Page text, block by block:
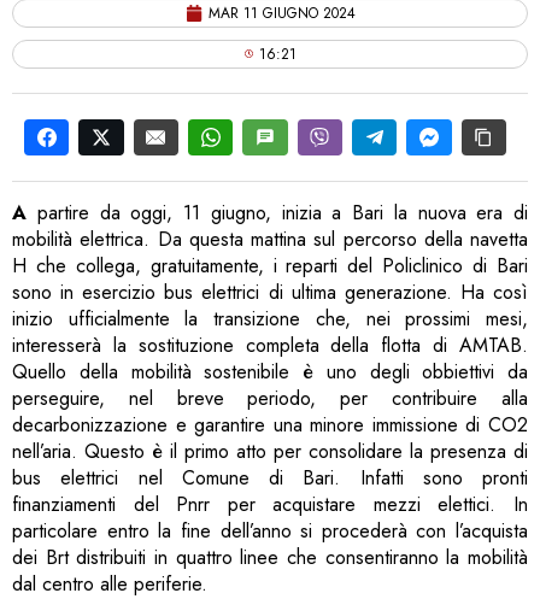
MAR 11 GIUGNO 2024
16:21
A partire da oggi, 11 giugno, inizia a Bari la nuova era di
mobilità elettrica. Da questa mattina sul percorso della navetta
H che collega, gratuitamente, i reparti del Policlinico di Bari
sono in esercizio bus elettrici di ultima generazione. Ha così
inizio ufficialmente la transizione che, nei prossimi mesi,
interesserà la sostituzione completa della flotta di AMTAB.
Quello della mobilità sostenibile è uno degli obbiettivi da
perseguire, nel breve periodo, per contribuire alla
decarbonizzazione e garantire una minore immissione di CO2
nell’aria. Questo è il primo atto per consolidare la presenza di
bus elettrici nel Comune di Bari. Infatti sono pronti
finanziamenti del Pnrr per acquistare mezzi elettici. In
particolare entro la fine dell’anno si procederà con l’acquista
dei Brt distribuiti in quattro linee che consentiranno la mobilità
dal centro alle periferie.